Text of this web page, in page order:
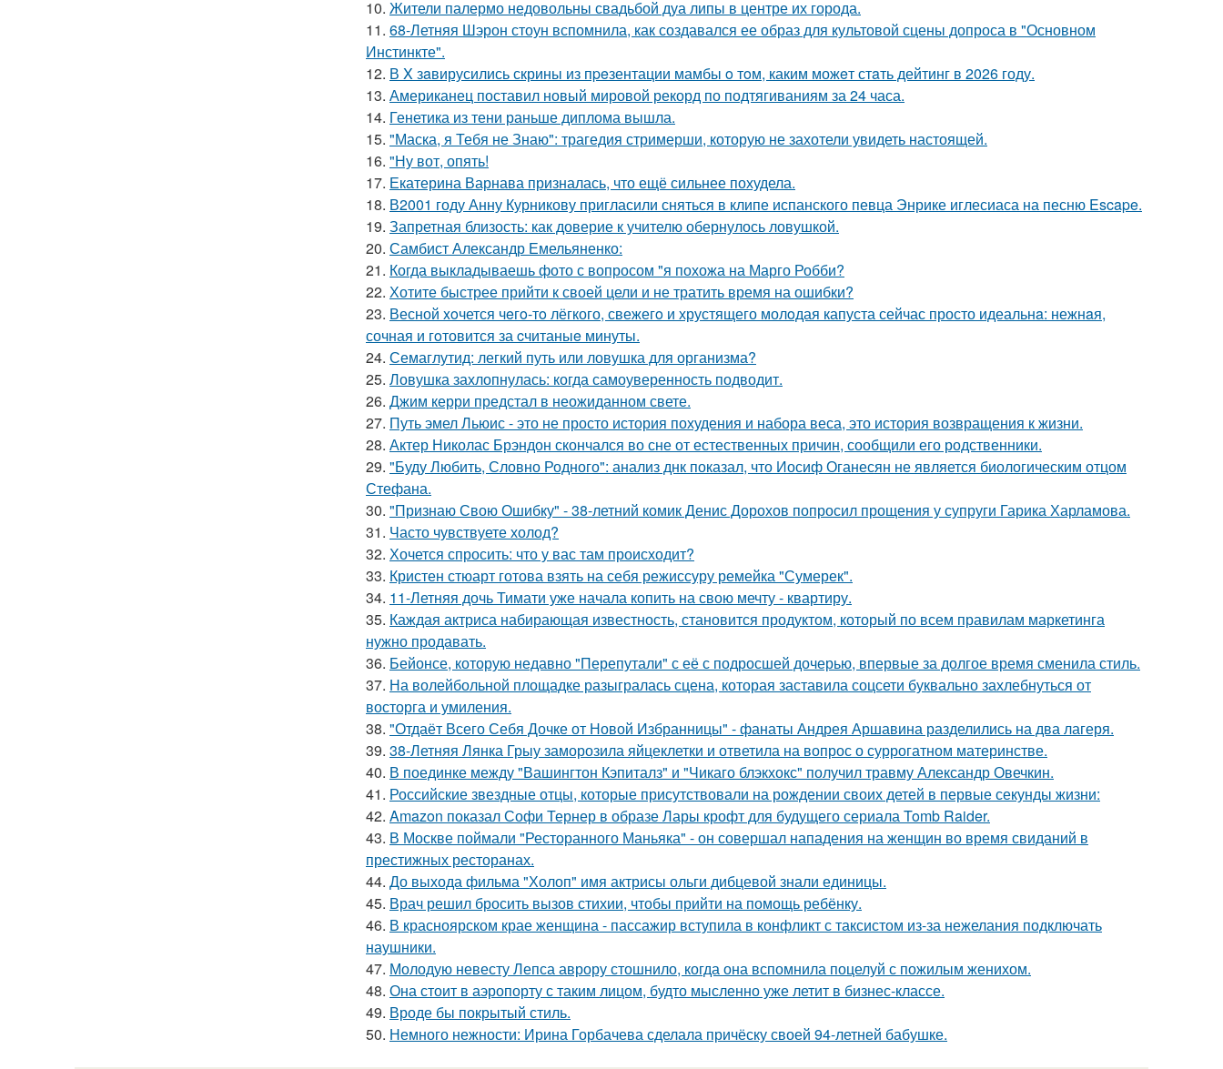
10. Жители палермо недовольны свадьбой дуа липы в центре их города.
11. 68-Летняя Шэрон стоун вспомнила, как создавался ее образ для культовой сцены допроса в "Основном
Инстинкте".
12. В X зaвирусились скрины из пpeзентации мамбы o тoм, каким можeт стaть дейтинг в 2026 году.
13. Американец поставил новый мировой рекорд по подтягиваниям за 24 часа.
14. Генетика из тени раньше диплома вышла.
15. "Маска, я Тебя не Знаю": трагедия стримерши, которую не захотели увидеть настоящей.
16. "Ну вот, опять!
17. Екатерина Варнава призналась, что ещё сильнее похудела.
18. В2001 году Анну Курникову пригласили сняться в клипе испанского певца Энрике иглесиаса на песню Escape.
19. Запретная близость: как доверие к учителю обернулось ловушкой.
20. Самбист Александр Емельяненко:
21. Когда выкладываешь фото с вопросом "я похожа на Марго Робби?
22. Хотите быстрее прийти к своей цели и не тратить время на ошибки?
23. Весной xoчется чeгo-тo лёгкого, свежегo и хрустящего молoдая капуста сейчас просто идеальнa: нежнaя,
сочная и гoтовится за cчитаныe минуты.
24. Семаглутид: легкий путь или ловушка для организма?
25. Ловушка захлопнулась: когда самоуверенность подводит.
26. Джим керри предстал в неожиданном свете.
27. Путь эмел Льюис - это не просто история похудения и набора веса, это история возвращения к жизни.
28. Актер Николас Брэндон скончался во сне от естественных причин, сообщили его родственники.
29. "Буду Любить, Словно Родного": анализ днк показал, что Иосиф Оганесян не является биологическим отцом
Стефана.
30. "Признаю Свою Ошибку" - 38-летний комик Денис Дорохов попросил прощения у супруги Гарика Харламова.
31. Часто чувствуете холод?
32. Хочется спросить: что у вас там происходит?
33. Кристен стюарт готова взять на себя режиссуру ремейка "Сумерек".
34. 11-Летняя дочь Тимати уже начала копить на свою мечту - квартиру.
35. Каждая актриса набирающая известность, становится продуктом, который по всем правилам маркетинга
нужно продавать.
36. Бейонсе, которую недавно "Перепутали" с её с подросшей дочерью, впервые за долгое время сменила стиль.
37. На волейбольной площадке разыгралась сцена, которая заставила соцсети буквально захлебнуться от
восторга и умиления.
38. "Отдаёт Всего Себя Дочке от Новой Избранницы" - фанаты Андрея Аршавина разделились на два лагеря.
39. 38-Летняя Лянка Грыу заморозила яйцеклетки и ответила на вопрос о суррогатном материнстве.
40. В поединке между "Вашингтон Кэпиталз" и "Чикаго блэкхокс" получил травму Александр Овечкин.
41. Российские звездные отцы, которые присутствовали на рождении своих детей в первые секунды жизни:
42. Amazon показал Софи Тернер в образе Лары крофт для будущего сериала Tomb Raider.
43. В Москве поймали "Ресторанного Маньяка" - он совершал нападения на женщин во время свиданий в
престижных ресторанах.
44. До выхода фильма "Холоп" имя актрисы ольги дибцевой знали единицы.
45. Врач решил бросить вызов стихии, чтобы прийти на помощь ребёнку.
46. В красноярском крае женщина - пассажир вступила в конфликт с таксистом из-за нежелания подключать
наушники.
47. Молодую невесту Лепса аврору стошнило, когда она вспомнила поцелуй с пожилым женихом.
48. Она стоит в аэропорту с таким лицом, будто мысленно уже летит в бизнес-классе.
49. Вроде бы покрытый стиль.
50. Немного нежности: Ирина Горбачева сделала причёску своей 94-летней бабушке.